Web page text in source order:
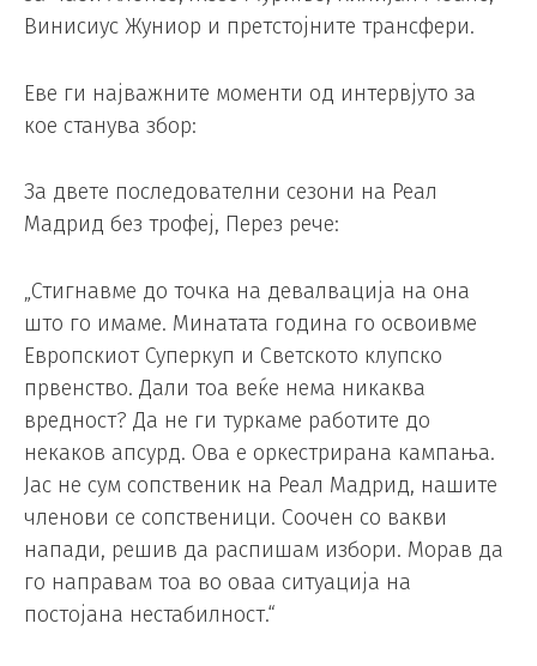
Винисиус Жуниор и претстојните трансфери.
Еве ги најважните моменти од интервјуто за
кое станува збор:
За двете последователни сезони на Реал
Мадрид без трофеј, Перез рече:
„Стигнавме до точка на девалвација на она
што го имаме. Минатата година го освоивме
Европскиот Суперкуп и Светското клупско
првенство. Дали тоа веќе нема никаква
вредност? Да не ги туркаме работите до
некаков апсурд. Ова е оркестрирана кампања.
Јас не сум сопственик на Реал Мадрид, нашите
членови се сопственици. Соочен со вакви
напади, решив да распишам избори. Морав да
го направам тоа во оваа ситуација на
постојана нестабилност.“